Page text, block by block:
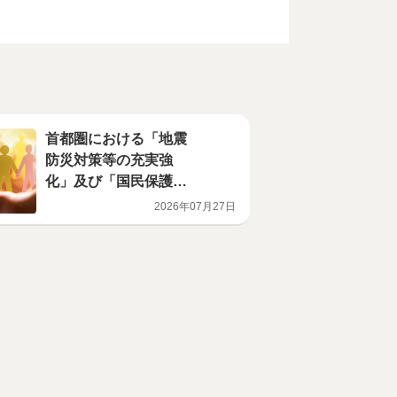
首都圏における「地震
防災対策等の充実強
化」及び「国民保護の
推進」に係る国への提
案の実施について
2026年07月27日